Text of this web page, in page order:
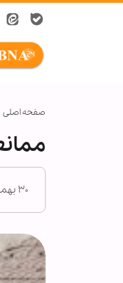
صفحه اصلی
۳۰ بهمن ۱۳۹۲ - ۲۰:۳۰